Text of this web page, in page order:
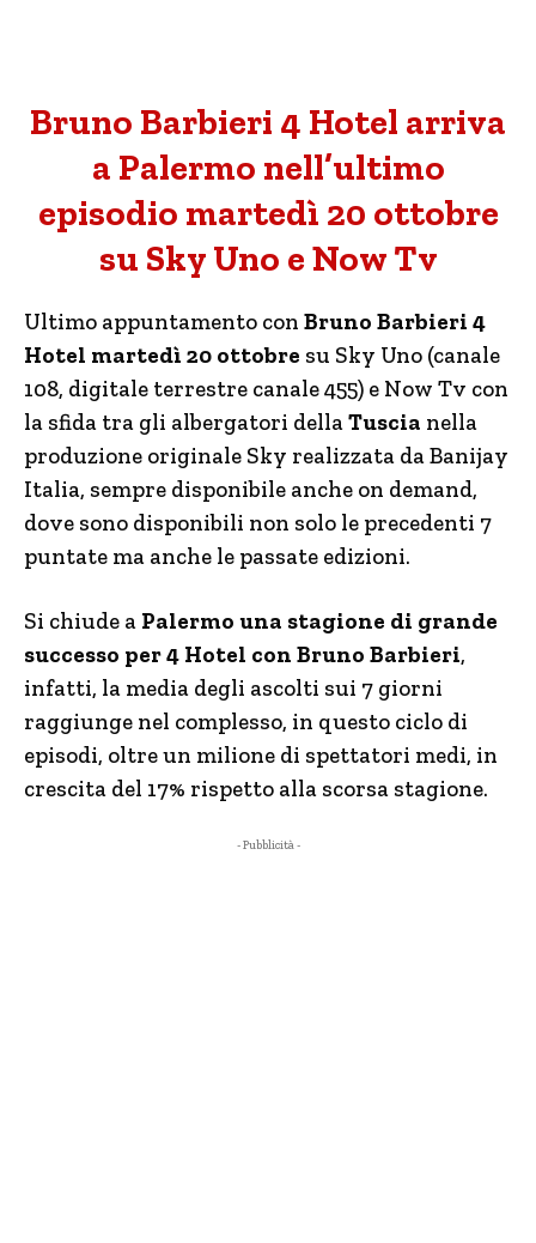
Bruno Barbieri 4 Hotel arriva
a Palermo nell’ultimo
episodio martedì 20 ottobre
su Sky Uno e Now Tv
Ultimo appuntamento con Bruno Barbieri 4
Hotel martedì 20 ottobre su Sky Uno (canale
108, digitale terrestre canale 455) e Now Tv con
la sfida tra gli albergatori dellaTuscia nella
produzione originale Sky realizzata da Banijay
Italia, sempre disponibile anche on demand,
dove sono disponibili non solo le precedenti 7
puntate ma anche le passate edizioni.
Si chiude a Palermo una stagione di grande
successo per 4 Hotel con Bruno Barbieri,
infatti, la media degli ascolti sui 7 giorni
raggiunge nel complesso, in questo ciclo di
episodi, oltre un milione di spettatori medi, in
crescita del 17% rispetto alla scorsa stagione.
- Pubblicità -